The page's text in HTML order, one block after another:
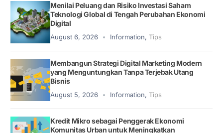
Menilai Peluang dan Risiko Investasi Saham
Teknologi Global di Tengah Perubahan Ekonomi
Digital
August 6, 2026 Information, Tips
Membangun Strategi Digital Marketing Modern
yang Menguntungkan Tanpa Terjebak Utang
Bisnis
August 5, 2026 Information, Tips
Kredit Mikro sebagai Penggerak Ekonomi
Komunitas Urban untuk Meningkatkan